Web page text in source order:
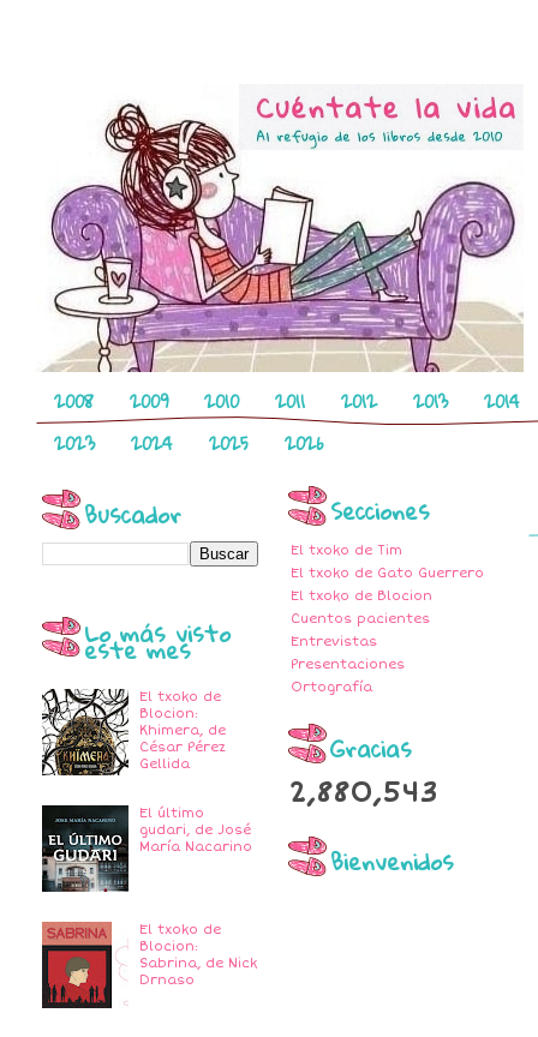
2008 2009 2010 2011 2012 2013
2014
2023
2024 2025 2026
Buscador
Lo más visto
este mes
El txoko de
Blocion:
Khimera, de
César Pérez
Gellida
El último
gudari, de José
María Nacarino
El txoko de
Blocion:
Sabrina, de Nick
Drnaso
Secciones
El txoko de Tim
El txoko de Gato Guerrero
El txoko de Blocion
Cuentos pacientes
Entrevistas
Presentaciones
Ortografía
Gracias
2,880,543
Bienvenidos